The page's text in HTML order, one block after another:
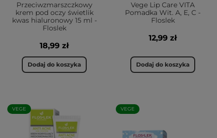
Przeciwzmarszczkowy
krem pod oczy świetlik
kwas hialuronowy 15 ml -
Floslek
18,99 zł
Dodaj do koszyka
Vege Lip Care VITA
Pomadka Wit. A, E, C -
Floslek
12,99 zł
Dodaj do koszyka
VEGE VEGE